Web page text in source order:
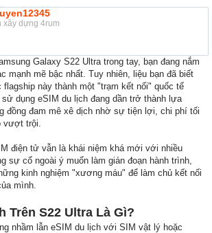
xây dựng 4rum
Galaxy S22 Ultra trong tay, bạn đang nắm
mạnh mẽ bậc nhất. Tuy nhiên, liệu bạn đã biết
này thành một "trạm kết nối" quốc tế
dụng eSIM du lịch đang dần trở thành lựa
đồng đam mê xê dịch nhờ sự tiện lợi, chi phí tối
vượt trội.
điện tử vẫn là khái niệm khá mới với nhiều
sự cố ngoài ý muốn làm gián đoạn hành trình,
kinh nghiệm "xương máu" để làm chủ kết nối
mình.
Trên S22 Ultra Là Gì?
nhầm lẫn eSIM du lịch với SIM vật lý hoặc